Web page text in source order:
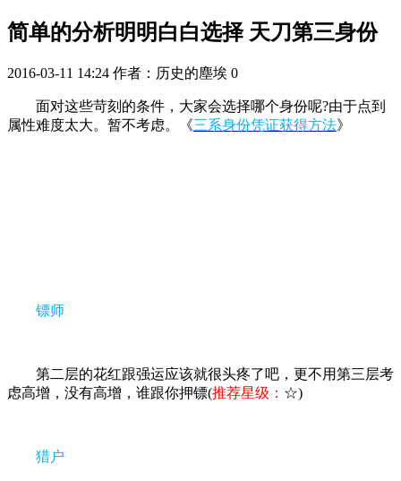
简单的分析明明白白选择 天刀第三身份
2016-03-11 14:24 作者：历史的塵埃 0
面对这些苛刻的条件，大家会选择哪个身份呢?由于点到
属性难度太大。暂不考虑。《三系身份凭证获得方法》
镖师
第二层的花红跟强运应该就很头疼了吧，更不用第三层考
虑高增，没有高增，谁跟你押镖(推荐星级： ☆)
猎户